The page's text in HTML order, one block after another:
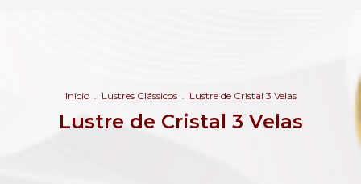
Início . Lustres Clássicos . Lustre de Cristal 3 Velas
Lustre de Cristal 3 Velas